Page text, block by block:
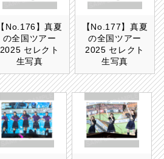
【No.176】真夏
の全国ツアー
2025 セレクト
生写真
【No.177】真夏
の全国ツアー
2025 セレクト
生写真